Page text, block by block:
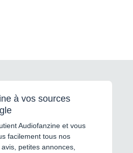
à vos sources
Audiofanzine et vous
facilement tous nos
petites annonces,